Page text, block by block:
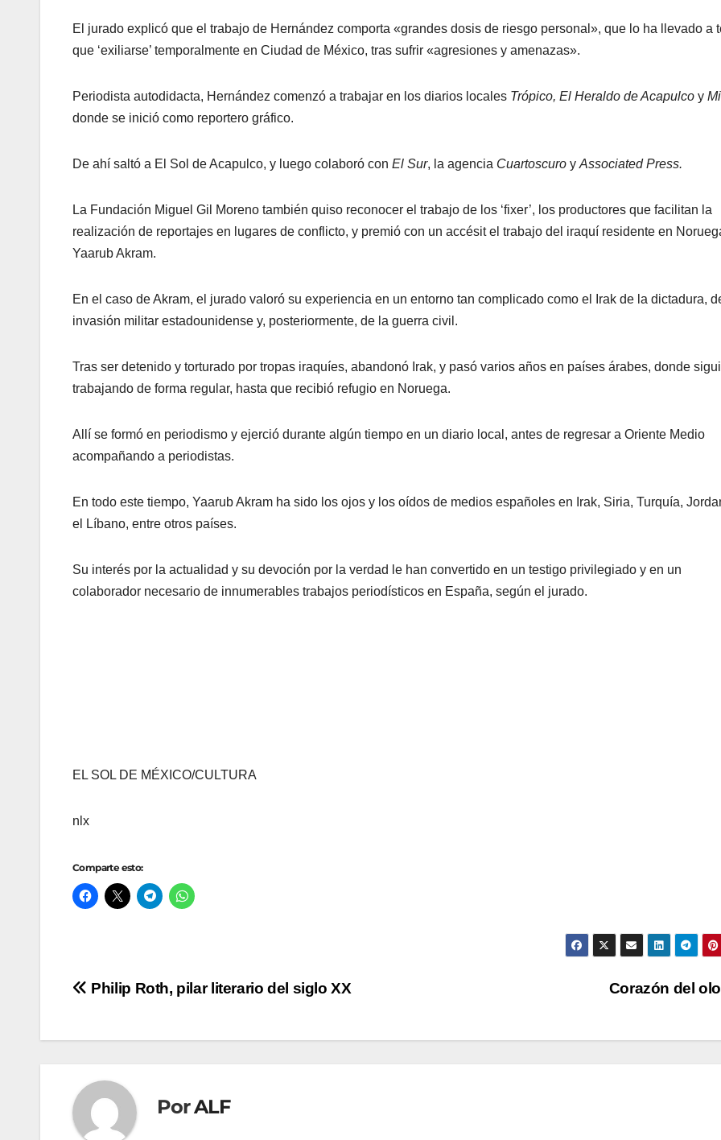
El jurado explicó que el trabajo de Hernández comporta «grandes dosis de riesgo personal», que lo ha llevado a
que ‘exiliarse’ temporalmente en Ciudad de México, tras sufrir «agresiones y amenazas».
Periodista autodidacta, Hernández comenzó a trabajar en los diarios locales Trópico, El Heraldo de Acapulco y
donde se inició como reportero gráfico.
De ahí saltó a El Sol de Acapulco, y luego colaboró con El Sur, la agencia Cuartoscuro y Associated Press.
La Fundación Miguel Gil Moreno también quiso reconocer el trabajo de los ‘fixer’, los productores que facilitan la
realización de reportajes en lugares de conflicto, y premió con un accésit el trabajo del iraquí residente en
Yaarub Akram.
En el caso de Akram, el jurado valoró su experiencia en un entorno tan complicado como el Irak de la dictadura,
invasión militar estadounidense y, posteriormente, de la guerra civil.
Tras ser detenido y torturado por tropas iraquíes, abandonó Irak, y pasó varios años en países árabes, donde
trabajando de forma regular, hasta que recibió refugio en Noruega.
Allí se formó en periodismo y ejerció durante algún tiempo en un diario local, antes de regresar a Oriente Medio
acompañando a periodistas.
En todo este tiempo, Yaarub Akram ha sido los ojos y los oídos de medios españoles en Irak, Siria, Turquía,
el Líbano, entre otros países.
Su interés por la actualidad y su devoción por la verdad le han convertido en un testigo privilegiado y en un
colaborador necesario de innumerables trabajos periodísticos en España, según el jurado.
EL SOL DE MÉXICO/CULTURA
nlx
Comparte esto:
Navegación
Corazón del
Philip Roth, pilar literario del siglo XX
PorALF